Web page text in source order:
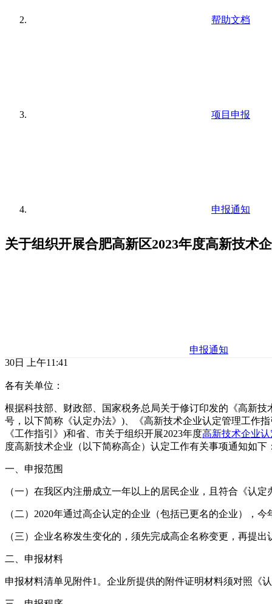
帮助文档
项目申报
申报通知
关于组织开展合肥高新区2023年度高新技术
申报通知
30日 上午11:41
各有关单位：
根据科技部、财政部、国家税务总局关于修订印发的《高新技
号，以下简称《认定办法》)、《高新技术企业认定管理工作
《工作指引》)和省、市关于组织开展2023年度高新技术企业认
度高新技术企业（以下简称高企）认定工作有关事项通知如下
一、申报范围
（一）在我区内注册成立一年以上的居民企业，且符合《认
（二）2020年通过高企认定的企业（包括已更名的企业），
（三）企业名称发生变化的，须先完成高企名称变更，再提
二、申报材料
申报材料清单见附件1。企业所提供的附件证明材料须对照《